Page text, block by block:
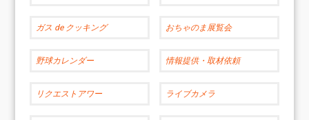
ガス de クッキング おちゃのま展覧会
野球カレンダー 情報提供・取材依頼
リクエストアワー ライブカメラ